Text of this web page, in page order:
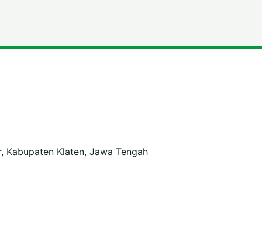
Kabupaten Klaten, Jawa Tengah